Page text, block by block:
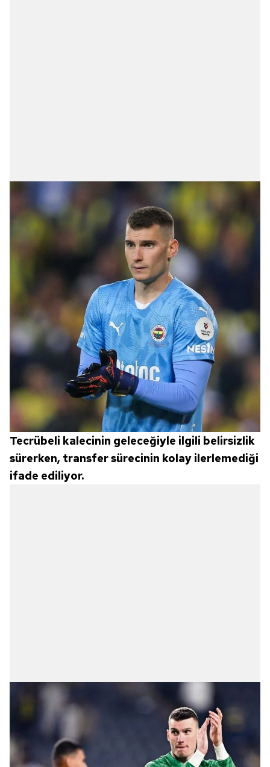
Tecrübeli kalecinin geleceğiyle ilgili belirsizlik
sürerken, transfer sürecinin kolay ilerlemediği
ifade ediliyor.